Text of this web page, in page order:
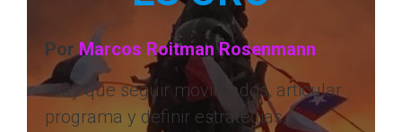
PorMarcos Roitman Rosenmann
“Hay que seguir movilizados, articular
programa y definir estrategias,